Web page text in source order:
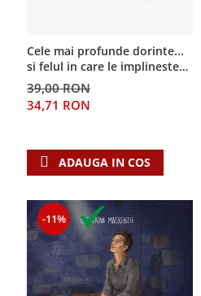
Cele mai profunde dorinte...
si felul in care le implineste
invatatura crestina
39,00 RON
34,71 RON
ADAUGA IN COS
-11%